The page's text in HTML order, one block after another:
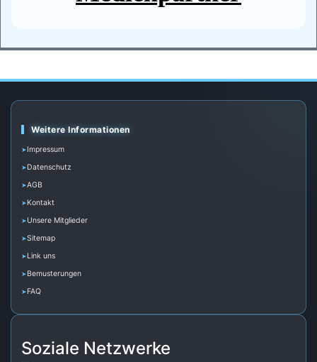
Weitere Informationen
Impressum
Datenschutz
AGB
Kontakt
Unsere Mitglieder
Sitemap
Link uns
Bemusterungen
FAQ
Soziale Netzwerke